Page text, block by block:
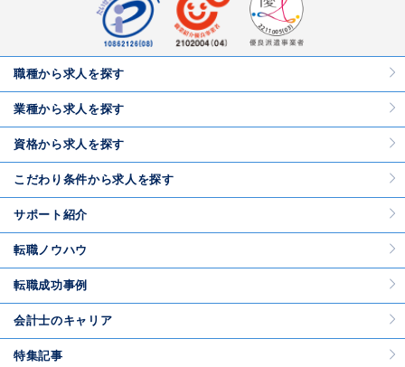
職種から求人を探す
業種から求人を探す
資格から求人を探す
こだわり条件から求人を探す
サポート紹介
転職ノウハウ
転職成功事例
会計士のキャリア
特集記事